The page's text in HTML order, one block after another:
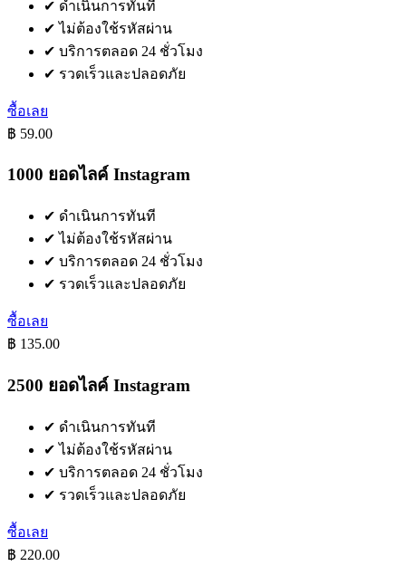
✔ ดำเนินการทันที
✔ ไม่ต้องใช้รหัสผ่าน
✔ บริการตลอด 24 ชั่วโมง
✔ รวดเร็วและปลอดภัย
ซื้อเลย
฿ 59.00
1000 ยอดไลค์ Instagram
✔ ดำเนินการทันที
✔ ไม่ต้องใช้รหัสผ่าน
✔ บริการตลอด 24 ชั่วโมง
✔ รวดเร็วและปลอดภัย
ซื้อเลย
฿ 135.00
2500 ยอดไลค์ Instagram
✔ ดำเนินการทันที
✔ ไม่ต้องใช้รหัสผ่าน
✔ บริการตลอด 24 ชั่วโมง
✔ รวดเร็วและปลอดภัย
ซื้อเลย
฿ 220.00